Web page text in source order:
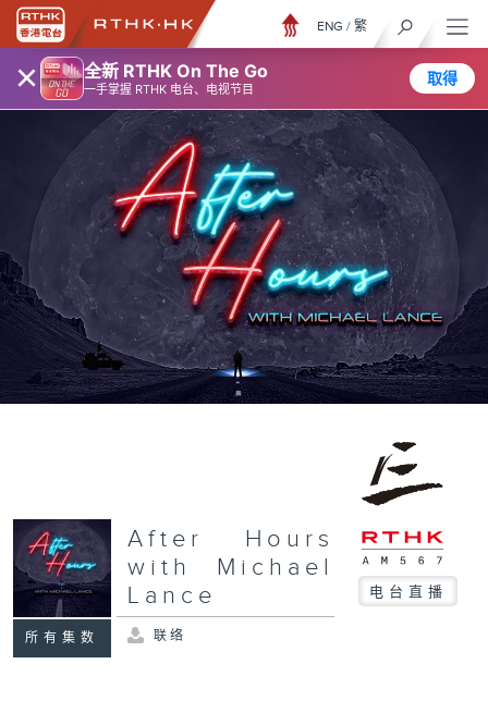
× 全新 RTHK On The Go
一手掌握 RTHK 电台、电视节目
取得
ENG / 繁
所有集数
After Hours
with Michael
Lance
电台直播
联络